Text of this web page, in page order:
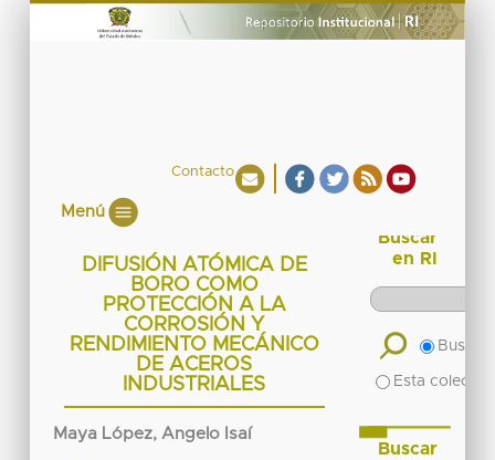
Contacto
Menú
DIFUSIÓN ATÓMICA DE
BORO COMO
PROTECCIÓN A LA
CORROSIÓN Y
RENDIMIENTO MECÁNICO
DE ACEROS
INDUSTRIALES
Maya López, Angelo Isaí
Buscar
en RI
Buscar
Esta
Buscar